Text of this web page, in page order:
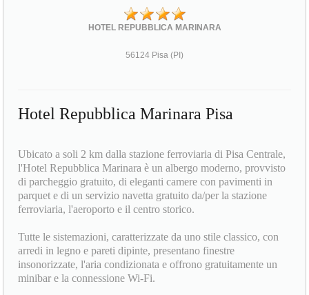
HOTEL REPUBBLICA MARINARA
56124 Pisa (PI)
Hotel Repubblica Marinara Pisa
Ubicato a soli 2 km dalla stazione ferroviaria di Pisa Centrale,
l'Hotel Repubblica Marinara è un albergo moderno, provvisto
di parcheggio gratuito, di eleganti camere con pavimenti in
parquet e di un servizio navetta gratuito da/per la stazione
ferroviaria, l'aeroporto e il centro storico.
Tutte le sistemazioni, caratterizzate da uno stile classico, con
arredi in legno e pareti dipinte, presentano finestre
insonorizzate, l'aria condizionata e offrono gratuitamente un
minibar e la connessione Wi-Fi.